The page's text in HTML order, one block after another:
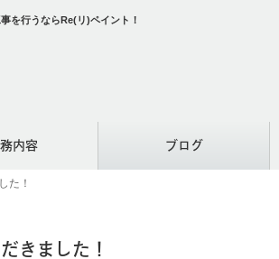
を行うならRe(リ)ペイント！
内容 ブログ
た！
きました！